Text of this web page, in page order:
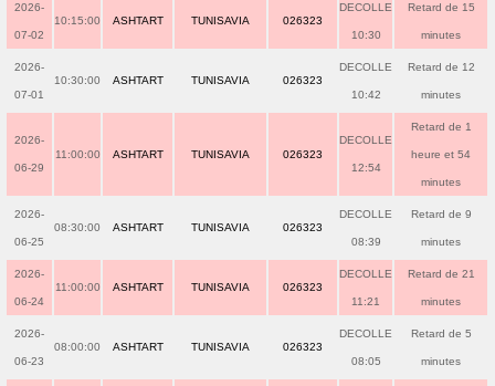
2026-
07-02
10:15:00 ASHTART TUNISAVIA 026323
DECOLLE
10:30
Retard de 15
minutes
2026-
07-01
10:30:00 ASHTART TUNISAVIA 026323
DECOLLE
10:42
Retard de 12
minutes
2026-
06-29
11:00:00 ASHTART TUNISAVIA 026323
DECOLLE
12:54
Retard de 1
heure et 54
minutes
2026-
06-25
08:30:00 ASHTART TUNISAVIA 026323
DECOLLE
08:39
Retard de 9
minutes
2026-
06-24
11:00:00 ASHTART TUNISAVIA 026323
DECOLLE
11:21
Retard de 21
minutes
2026-
06-23
08:00:00 ASHTART TUNISAVIA 026323
DECOLLE
08:05
Retard de 5
minutes